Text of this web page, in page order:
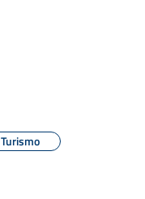
Turismo